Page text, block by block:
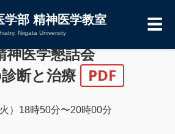
学部 精神医学教室
Niigata University ☰
神医学懇話会
断と治療
PDF
）18時50分〜20時00分